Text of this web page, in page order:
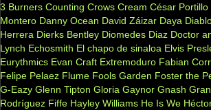
3 Burners Counting Crows Cream César
Montero Danny Ocean David Záizar Daya
Herrera Dierks Bentley Diomedes Diaz Doctor
Lynch Echosmith El chapo de sinaloa Elvis
Eurythmics Evan Craft Extremoduro Fabian
Felipe Pelaez Flume Fools Garden Foster the
G-Eazy Glenn Tipton Gloria Gaynor Gnash
Rodríguez Fiffe Hayley Williams He Is We